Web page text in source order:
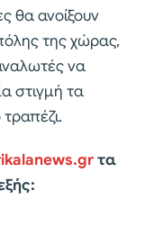
θα ανοίξουν
της χώρας,
να
στιγμή τα
τα